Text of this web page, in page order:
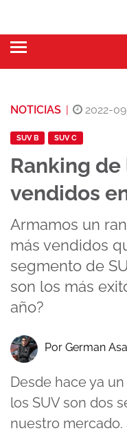
NOTICIAS | 2022-
SUV B SUV C
Ranking de
vendidos
Armamos un
más vendidos
segmento de
son los más
año?
Por German
Desde hace ya
los SUV son dos
nuestro mercado.